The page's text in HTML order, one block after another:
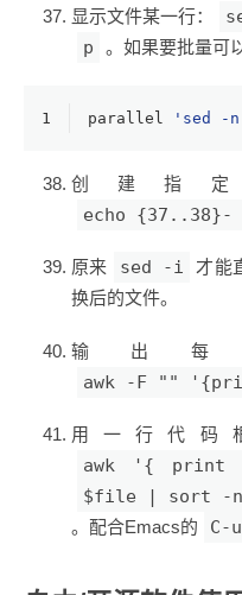
显示文件某一行：
p 。如果要批量可
1 parallel 'sed -
创建指
echo
原来 sed -i
才能
换后的文件。
输出每
awk -F ""
用一行代码
awk '{ print
$file | sort -
。配合Emacs的 C-